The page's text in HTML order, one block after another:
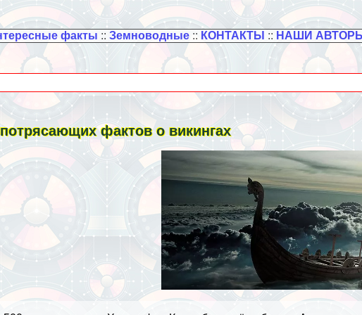
факты :: Земноводные:: КОНТАКТЫ :: НАШИ АВТОРЫ
фактов о викингах